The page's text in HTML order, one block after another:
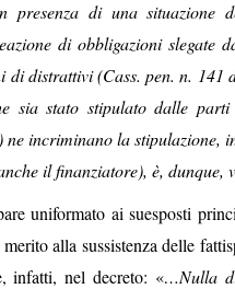
presenza di una
di obbligazioni slegate
di distrattivi (Cass. pen. n.
sia stato stipulato dalle
ne incriminano la stipulazione,
il finanziatore), è,
uniformato ai suesposti
alla sussistenza delle
infatti, nel decreto: «…Nulla